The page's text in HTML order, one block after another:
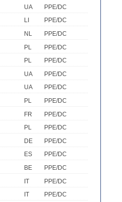
UA
PPE/DC
LI
PPE/DC
NL
PPE/DC
PL
PPE/DC
PL
PPE/DC
UA
PPE/DC
UA
PPE/DC
PL
PPE/DC
FR
PPE/DC
PL
PPE/DC
DE
PPE/DC
ES
PPE/DC
BE
PPE/DC
IT
PPE/DC
IT
PPE/DC